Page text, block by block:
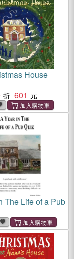
House
601
The Life of a Pub